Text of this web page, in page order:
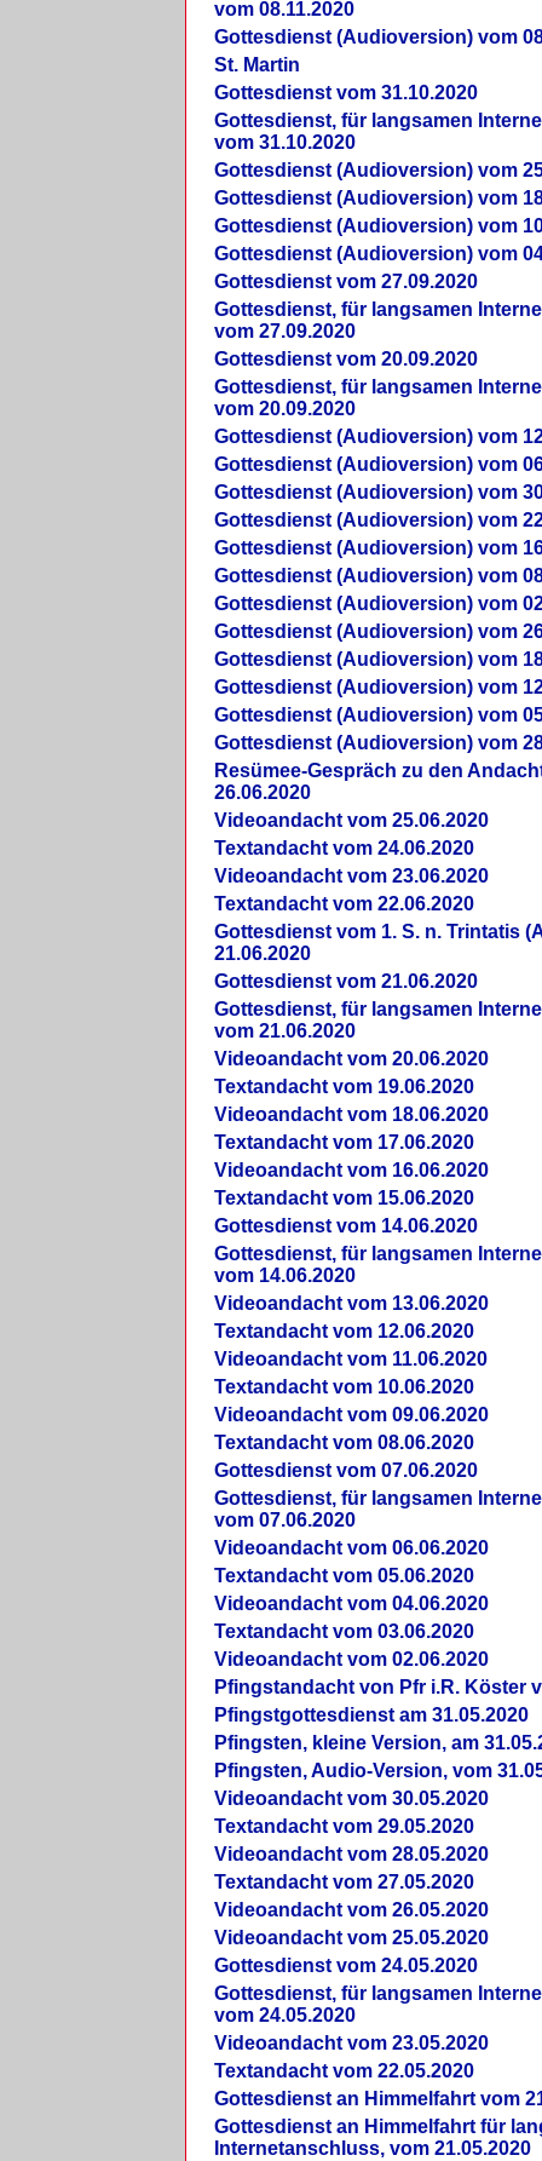
vom 08.11.2020
Gottesdienst (Audioversion) vom
St. Martin
Gottesdienst vom 31.10.2020
Gottesdienst, für langsamen
vom 31.10.2020
Gottesdienst (Audioversion) vom
Gottesdienst (Audioversion) vom
Gottesdienst (Audioversion) vom
Gottesdienst (Audioversion) vom
Gottesdienst vom 27.09.2020
Gottesdienst, für langsamen
vom 27.09.2020
Gottesdienst vom 20.09.2020
Gottesdienst, für langsamen
vom 20.09.2020
Gottesdienst (Audioversion) vom
Gottesdienst (Audioversion) vom
Gottesdienst (Audioversion) vom
Gottesdienst (Audioversion) vom
Gottesdienst (Audioversion) vom
Gottesdienst (Audioversion) vom
Gottesdienst (Audioversion) vom
Gottesdienst (Audioversion) vom
Gottesdienst (Audioversion) vom
Gottesdienst (Audioversion) vom
Gottesdienst (Audioversion) vom
Gottesdienst (Audioversion) vom
Re­sü­mee-Gespräch zu den
26.06.2020
Videoandacht vom 25.06.2020
Textandacht vom 24.06.2020
Videoandacht vom 23.06.2020
Textandacht vom 22.06.2020
Gottesdienst vom 1. S. n. Trintatis
21.06.2020
Gottesdienst vom 21.06.2020
Gottesdienst, für langsamen
vom 21.06.2020
Videoandacht vom 20.06.2020
Textandacht vom 19.06.2020
Videoandacht vom 18.06.2020
Textandacht vom 17.06.2020
Videoandacht vom 16.06.2020
Textandacht vom 15.06.2020
Gottesdienst vom 14.06.2020
Gottesdienst, für langsamen
vom 14.06.2020
Videoandacht vom 13.06.2020
Textandacht vom 12.06.2020
Videoandacht vom 11.06.2020
Textandacht vom 10.06.2020
Videoandacht vom 09.06.2020
Textandacht vom 08.06.2020
Gottesdienst vom 07.06.2020
Gottesdienst, für langsamen
vom 07.06.2020
Videoandacht vom 06.06.2020
Textandacht vom 05.06.2020
Videoandacht vom 04.06.2020
Textandacht vom 03.06.2020
Videoandacht vom 02.06.2020
Pfingstandacht von Pfr i.R. Köster
Pfingstgottesdienst am 31.05.2020
Pfingsten, kleine Version, am
Pfingsten, Audio-Version, vom
Videoandacht vom 30.05.2020
Textandacht vom 29.05.2020
Videoandacht vom 28.05.2020
Textandacht vom 27.05.2020
Videoandacht vom 26.05.2020
Videoandacht vom 25.05.2020
Gottesdienst vom 24.05.2020
Gottesdienst, für langsamen
vom 24.05.2020
Videoandacht vom 23.05.2020
Textandacht vom 22.05.2020
Gottesdienst an Himmelfahrt vom
Gottesdienst an Himmelfahrt für
Internetanschluss, vom 21.05.2020